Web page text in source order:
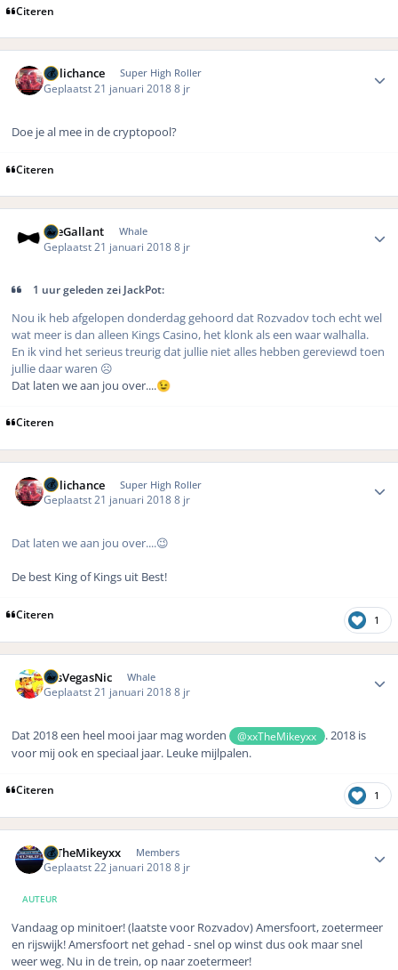
Citeren
Hillichance Super High Roller
Geplaatst 21 januari 20188 jr
Doe je al mee in de cryptopool?
Citeren
TheGallant Whale
Geplaatst 21 januari 20188 jr
1 uur geleden zei JackPot:
Nou ik heb afgelopen donderdag gehoord dat Rozvadov toch echt wel
wat meer is dan alleen Kings Casino, het klonk als een waar walhalla.
En ik vind het serieus treurig dat jullie niet alles hebben gereviewd toen
jullie daar waren ☹️
Dat laten we aan jou over....😉
Citeren
Hillichance Super High Roller
Geplaatst 21 januari 20188 jr
Dat laten we aan jou over....😉
De best King of Kings uit Best!
Citeren 1
LasVegasNic Whale
Geplaatst 21 januari 20188 jr
Dat 2018 een heel mooi jaar mag worden @xxTheMikeyxx
. 2018 is
voor mij ook en speciaal jaar. Leuke mijlpalen.
Citeren 1
xxTheMikeyxx Members
Geplaatst 22 januari 20188 jr
AUTEUR
Vandaag op minitoer! (laatste voor Rozvadov) Amersfoort, zoetermeer
en rijswijk! Amersfoort net gehad - snel op winst dus ook maar snel
weer weg. Nu in de trein, op naar zoetermeer!